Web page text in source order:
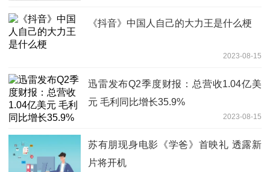
《抖音》中国人自己的大力王是什么梗
2023-08-15
迅雷发布Q2季度财报：总营收1.04亿美
元 毛利同比增长35.9%
2023-08-15
苏有朋现身电影《学爸》首映礼 透露新
片将开机